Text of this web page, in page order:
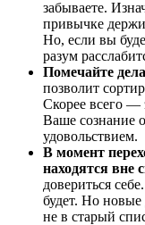
забываете.
привычке
Но, если вы
разум
Помечайте
позволит
Скорее всего —
Ваше сознание
удовольствием.
В момент
находятся вне
довериться
будет. Но
не в старый